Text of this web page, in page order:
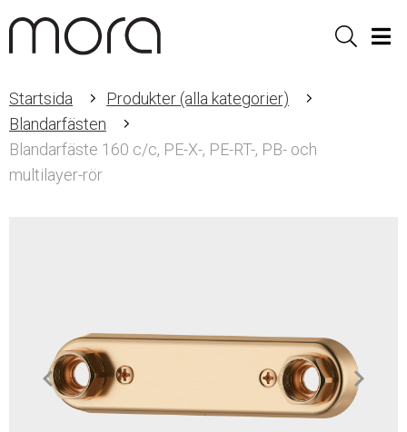
Sök
Startsida
Produkter (alla kategorier)
Blandarfästen
Blandarfäste 160 c/c, PE-X-, PE-RT-, PB- och
multilayer-rör